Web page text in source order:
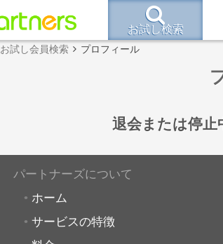
お試し検索
お試し会員検索 プロフィール
退会または停止
パートナーズについて
ホーム
サービスの特徴